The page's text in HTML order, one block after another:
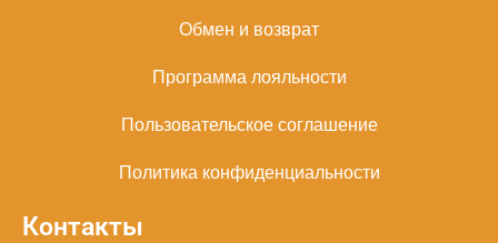
Обмен и возврат
Программа лояльности
Пользовательское соглашение
Политика конфиденциальности
Контакты